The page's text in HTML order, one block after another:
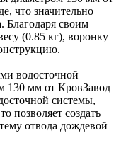
что значительно
Благодаря своим
(0.85 кг), воронку
водосточной
130 мм от КровЗавод
системы,
позволяет создать
отвода дождевой